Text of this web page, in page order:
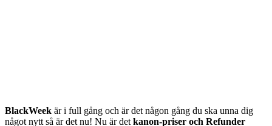
BlackWeek är i full gång och är det någon gång du ska unna dig
något nytt så är det nu! Nu är detkanon-priser och Refunder